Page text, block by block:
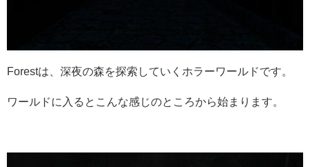
Forestは、深夜の森を探索していくホラーワールドです。
ワールドに入るとこんな感じのところから始まります。